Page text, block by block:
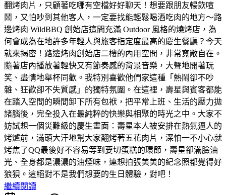
翻烤肉片，只顧著吃哪有空檔好好聊天！想要跟朋友暢飲喧
鬧，又怕吵到其他客人，一定要找能輕鬆喝酒吃肉的地方～路
邊烤肉 WildBBQ 創始店這間充滿 Outdoor 風格的燒烤店，為
何會成為在地許多年輕人與旅客指定度最高的慶生餐廳？今天
就來揭密！路邊烤肉創始店二樓的內用空間，非常寬敞自在。
隨著店內播放著輕快又有節奏感的背景音樂，大聲地開著玩
笑、盡情地舉杯同歡。我特別喜歡他們家這種「熱鬧卻不吵
雜、狂歡卻不失質感」的獨特氛圍。在這裡，壽星與賓客都能
在踏入空間的瞬間卸下所有包袱，把平常上班、生活的壓力拋
諸腦後，完全投入在最純粹的快樂與相聚的時光之中。大家不
妨試想一個災難級的慶生畫面：壽星本人被安排在熱氣逼人的
烤爐前，滿頭大汗地幫大家翻烤著五花肉片，深怕一不小心就
烤焦了QQ最後好不容易等到要切蛋糕的環節，壽星卻滿臉油
光、全身都是濃濃的油煙味，連想拍張美美的紀念照都覺得好
狼狽。這絕對不是我們想要的生日體驗，對吧！
繼續閱讀